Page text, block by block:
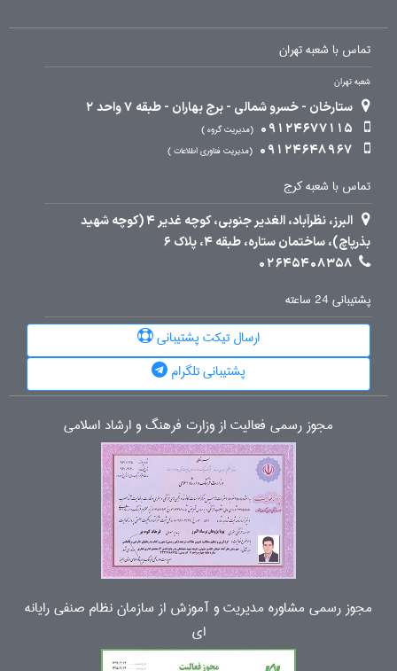
تماس با شعبه تهران
شعبه تهران
ستارخان - خسرو شمالی - برج بهاران - طبقه 7 واحد 2
09124677115
مدیریت گروه
09124648967 مدیریت فناوری اطلاعات
تماس با شعبه کرج
البرز، نظرآباد، الغدیر جنوبی، کوچه غدیر 4 (کوچه شهید
بذرپاچ)، ساختمان ستاره، طبقه 4، پلاک 6
02645408358
پشتیبانی 24 ساعته
ارسال تیکت پشتیبانی
پشتیبانی تلگرام
مجوز رسمی فعالیت از وزارت فرهنگ و ارشاد اسلامی
مجوز رسمی مشاوره مدیریت و آموزش از سازمان نظام صنفی رایانه
ای